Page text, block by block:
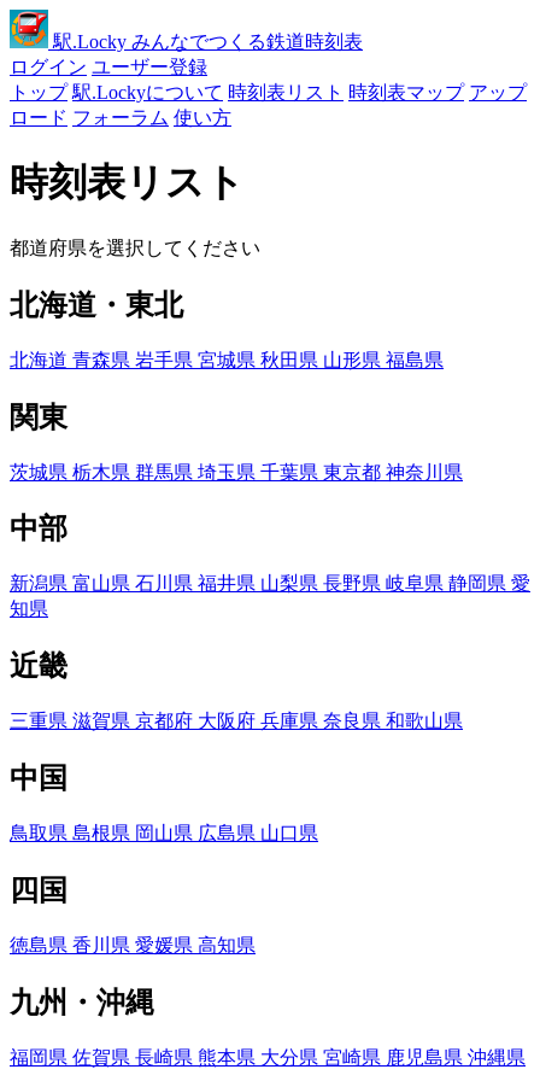
駅.Locky みんなでつくる鉄道時刻表
ログイン ユーザー登録
トップ 駅.Lockyについて 時刻表リスト 時刻表マップ アップ
ロード フォーラム 使い方
時刻表リスト
都道府県を選択してください
北海道・東北
北海道 青森県 岩手県 宮城県 秋田県 山形県 福島県
関東
茨城県 栃木県 群馬県 埼玉県 千葉県 東京都 神奈川県
中部
新潟県 富山県 石川県 福井県 山梨県 長野県 岐阜県 静岡県 愛
知県
近畿
三重県 滋賀県 京都府 大阪府 兵庫県 奈良県 和歌山県
中国
鳥取県 島根県 岡山県 広島県 山口県
四国
徳島県 香川県 愛媛県 高知県
九州・沖縄
福岡県 佐賀県 長崎県 熊本県 大分県 宮崎県 鹿児島県 沖縄県